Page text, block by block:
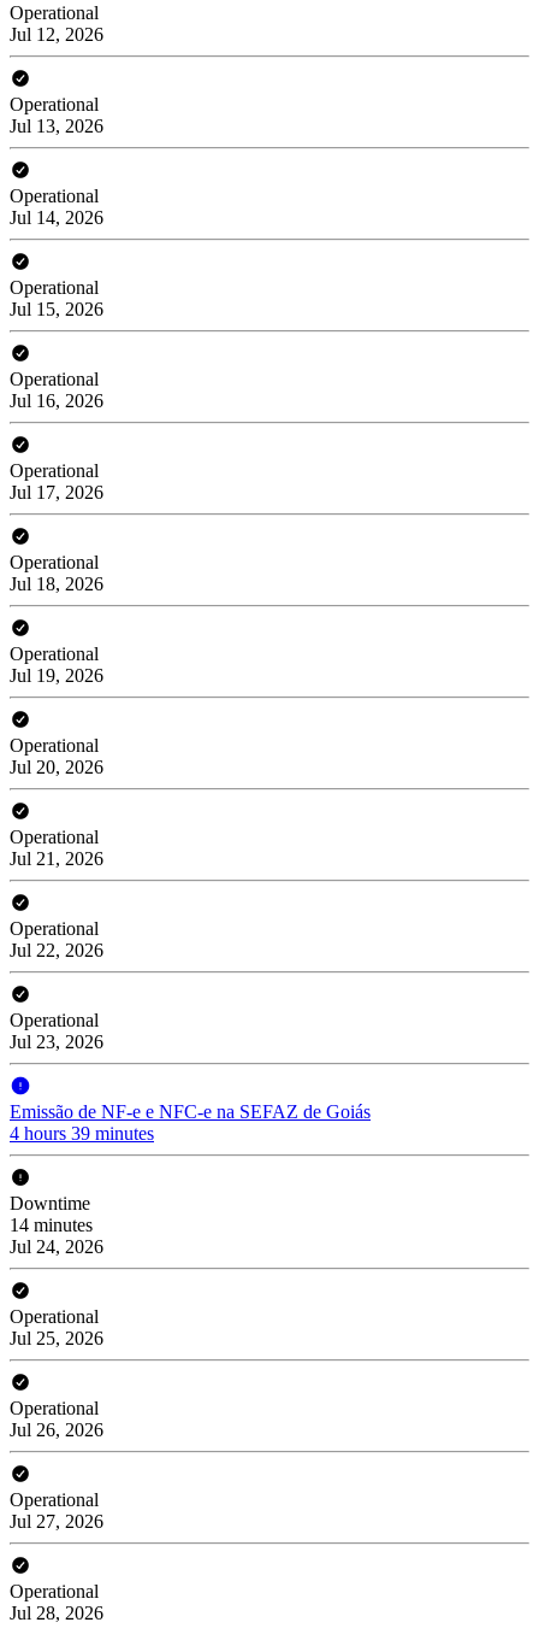
Operational
Jul 12, 2026
Operational
Jul 13, 2026
Operational
Jul 14, 2026
Operational
Jul 15, 2026
Operational
Jul 16, 2026
Operational
Jul 17, 2026
Operational
Jul 18, 2026
Operational
Jul 19, 2026
Operational
Jul 20, 2026
Operational
Jul 21, 2026
Operational
Jul 22, 2026
Operational
Jul 23, 2026
Emissão de NF-e e NFC-e na SEFAZ de Goiás
4 hours 39 minutes
Downtime
14 minutes
Jul 24, 2026
Operational
Jul 25, 2026
Operational
Jul 26, 2026
Operational
Jul 27, 2026
Operational
Jul 28, 2026